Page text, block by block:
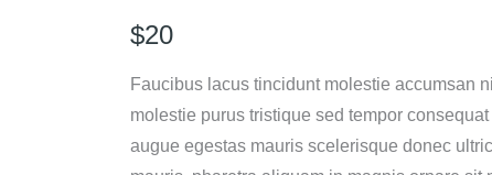
N
o
w
$20
Faucibus lacus tincidunt molestie accumsan
molestie purus tristique sed tempor
augue egestas mauris scelerisque donec